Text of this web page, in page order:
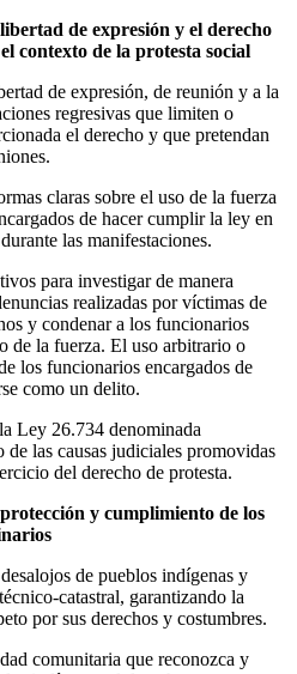
de expresión y el derecho
contexto de la protesta social
de expresión, de reunión y a la
regresivas que limiten o
el derecho y que pretendan
claras sobre el uso de la fuerza
de hacer cumplir la ley en
las manifestaciones.
para investigar de manera
realizadas por víctimas de
y condenar a los funcionarios
de la fuerza. El uso arbitrario o
los funcionarios encargados de
como un delito.
Ley 26.734 denominada
las causas judiciales promovidas
del derecho de protesta.
y cumplimiento de los
de pueblos indígenas y
catastral, garantizando la
por sus derechos y costumbres.
comunitaria que reconozca y